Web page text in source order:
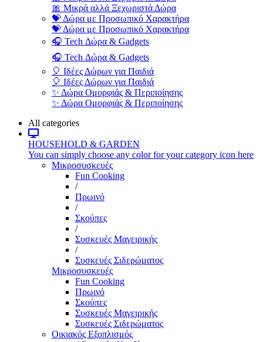
🎀 Μικρά αλλά Ξεχωριστά Δώρα
💝 Δώρα με Προσωπικό Χαρακτήρα
💝 Δώρα με Προσωπικό Χαρακτήρα
🎧 Tech Δώρα & Gadgets
🎧 Tech Δώρα & Gadgets
🎈 Ιδέες Δώρων για Παιδιά
🎈 Ιδέες Δώρων για Παιδιά
✨ Δώρα Ομορφιάς & Περιποίησης
✨ Δώρα Ομορφιάς & Περιποίησης
All categories
HOUSEHOLD & GARDEN
You can simply choose any color for your category icon here
Μικροσυσκευές
Fun Cooking
/
Πρωινό
/
Σκούπες
/
Συσκευές Μαγειρικής
/
Συσκευές Σιδερώματος
Μικροσυσκευές
Fun Cooking
Πρωινό
Σκούπες
Συσκευές Μαγειρικής
Συσκευές Σιδερώματος
Οικιακός Εξοπλισμός